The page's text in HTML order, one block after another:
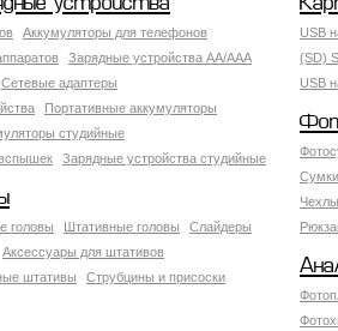
устройства
Аккумуляторы для телефонов
Зарядные устройства AA/AAA
Сетевые адаптеры
Портативные аккумуляторы
студийные
Зарядные устройства студийные
USB
(SD)
USB
головы Штативные головы
Слайдеры
Аксессуары для штативов
штативы
Струбцины и присоски